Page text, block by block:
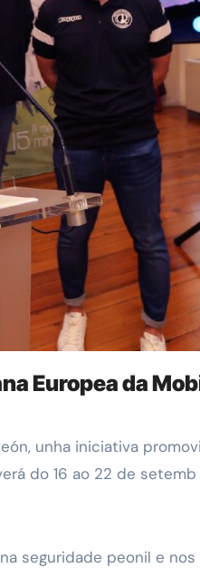
Europea da
do 16 ao 22 de setemb
seguridade peonil e